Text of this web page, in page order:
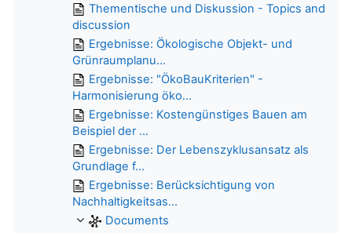
Thementische und Diskussion - Topics and
discussion
Ergebnisse: Ö̈kologische Objekt- und
Grünraumplanu...
Ergebnisse: "ÖkoBauKriterien" -
Harmonisierung öko...
Ergebnisse: Kostengünstiges Bauen am
Beispiel der ...
Ergebnisse: Der Lebenszyklusansatz als
Grundlage f...
Ergebnisse: Berücksichtigung von
Nachhaltigkeitsas...
Documents